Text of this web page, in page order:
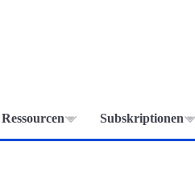
Ressourcen Subskriptionen